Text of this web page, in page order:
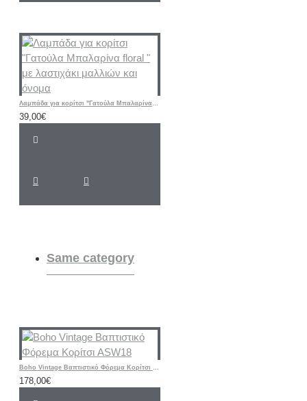
Λαμπάδα για κορίτσι "Γατούλα Μπαλαρίνα floral " με λαστιχάκι μαλλιών και όνομα
39,00€
Same category
Boho Vintage Βαπτιστικό Φόρεμα Κορίτσι ASW18
178,00€